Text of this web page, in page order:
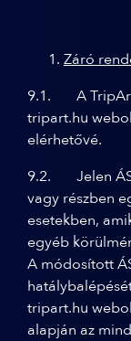
Záró
9.1. A TripArt
tripart.hu
elérhetővé.
9.2. Jelen
vagy részben
esetekben,
egyéb
A módosított
tripart.hu
alapján az